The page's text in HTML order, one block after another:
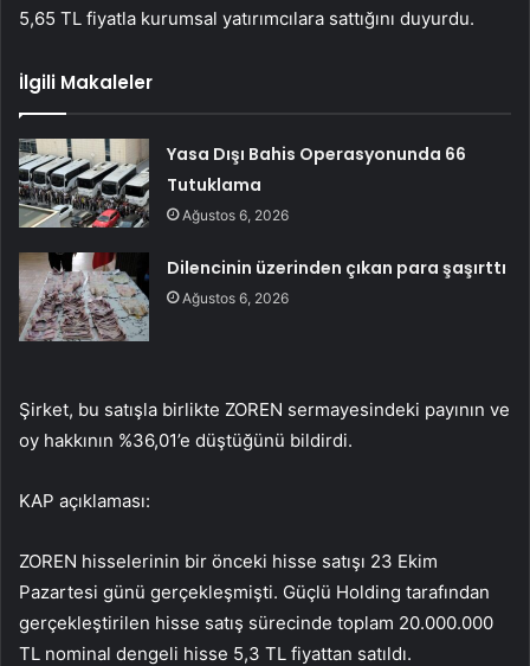
5,65 TL fiyatla kurumsal yatırımcılara sattığını duyurdu.
İlgili Makaleler
Yasa Dışı Bahis Operasyonunda 66
Tutuklama
Ağustos 6, 2026
Dilencinin üzerinden çıkan para şaşırttı
Ağustos 6, 2026
Şirket, bu satışla birlikte ZOREN sermayesindeki payının ve
oy hakkının %36,01’e düştüğünü bildirdi.
KAP açıklaması:
ZOREN hisselerinin bir önceki hisse satışı 23 Ekim
Pazartesi günü gerçekleşmişti. Güçlü Holding tarafından
gerçekleştirilen hisse satış sürecinde toplam 20.000.000
TL nominal dengeli hisse 5,3 TL fiyattan satıldı.